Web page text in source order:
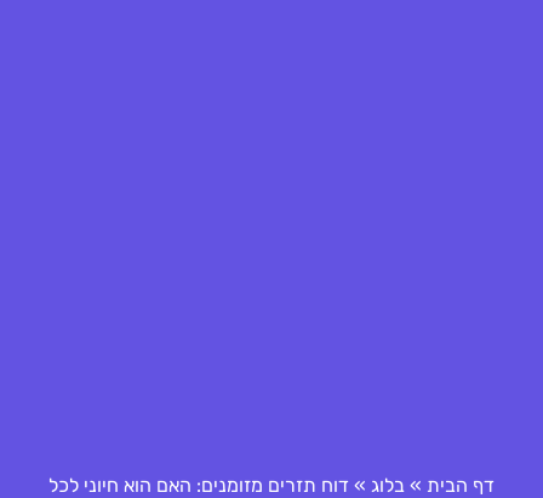
דף הבית » בלוג » דוח תזרים מזומנים: האם הוא חיוני לכל